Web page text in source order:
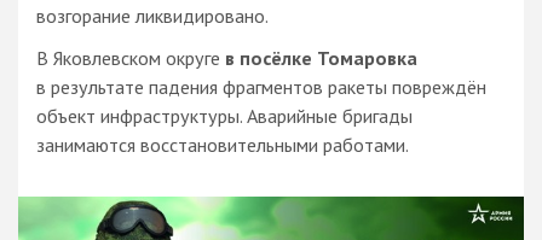
возгорание ликвидировано.
В Яковлевском округе в посёлке Томаровка
в результате падения фрагментов ракеты повреждён
объект инфраструктуры. Аварийные бригады
занимаются восстановительными работами.